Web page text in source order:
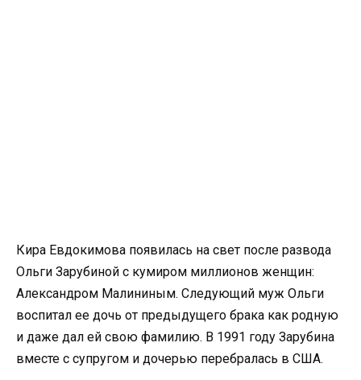
Кира Евдокимова появилась на свет после развода
Ольги Зарубиной с кумиром миллионов женщин:
Александром Малининым. Следующий муж Ольги
воспитал ее дочь от предыдущего брака как родную
и даже дал ей свою фамилию. В 1991 году Зарубина
вместе с супругом и дочерью перебралась в США.